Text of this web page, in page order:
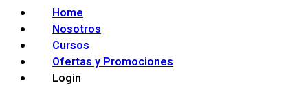
Home
Nosotros
Cursos
Ofertas y Promociones
Login